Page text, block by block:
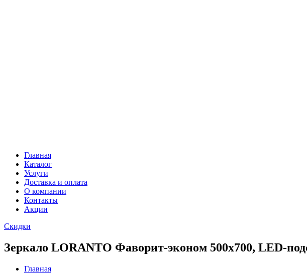
Главная
Каталог
Услуги
Доставка и оплата
О компании
Контакты
Акции
Скидки
Зеркало LORANTO Фаворит-эконом 500х700, LED-
Главная